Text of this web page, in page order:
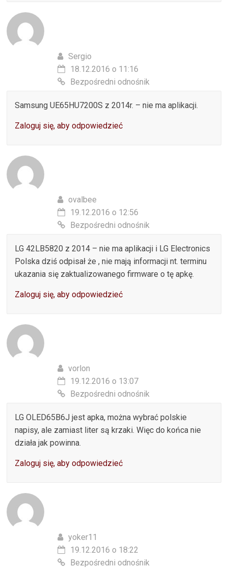
Sergio
18.12.2016 o 11:16
Bezpośredni odnośnik
Samsung UE65HU7200S z 2014r. – nie ma aplikacji.
Zaloguj się, aby odpowiedzieć
ovalbee
19.12.2016 o 12:56
Bezpośredni odnośnik
LG 42LB5820 z 2014 – nie ma aplikacji i LG Electronics
Polska dziś odpisał że , nie mają informacji nt. terminu
ukazania się zaktualizowanego firmware o tę apkę.
Zaloguj się, aby odpowiedzieć
vorlon
19.12.2016 o 13:07
Bezpośredni odnośnik
LG OLED65B6J jest apka, można wybrać polskie
napisy, ale zamiast liter są krzaki. Więc do końca nie
działa jak powinna.
Zaloguj się, aby odpowiedzieć
yoker11
19.12.2016 o 18:22
Bezpośredni odnośnik